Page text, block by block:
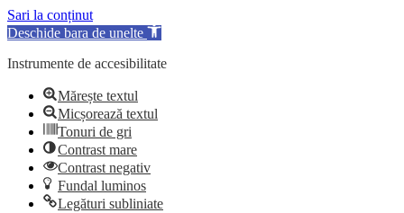
Sari la conținut
Deschide bara de unelte
Instrumente de accesibilitate
Mărește textul
Micșorează textul
Tonuri de gri
Contrast mare
Contrast negativ
Fundal luminos
Legături subliniate